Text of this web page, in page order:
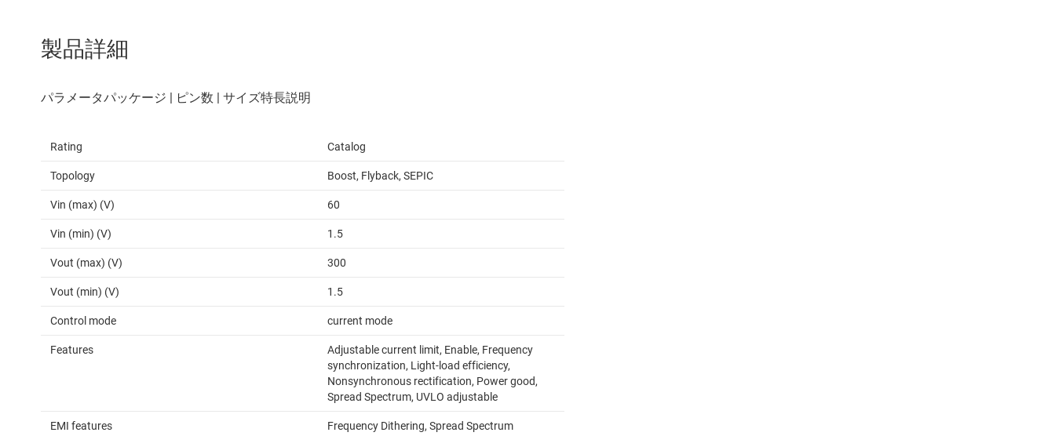
製品詳細
Rating Catalog
Topology Boost, Flyback, SEPIC
Vin (max) (V) 60
Vin (min) (V) 1.5
Vout (max) (V) 300
Vout (min) (V) 1.5
Control mode current mode
Features
Adjustable current limit, Enable, Frequency
synchronization, Light-load efficiency,
Nonsynchronous rectification, Power good,
Spread Spectrum, UVLO adjustable
EMI features Frequency Dithering, Spread Spectrum